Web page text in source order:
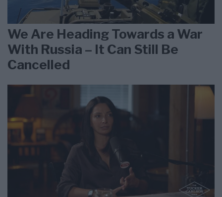
We Are Heading Towards a War
With Russia – It Can Still Be
Cancelled